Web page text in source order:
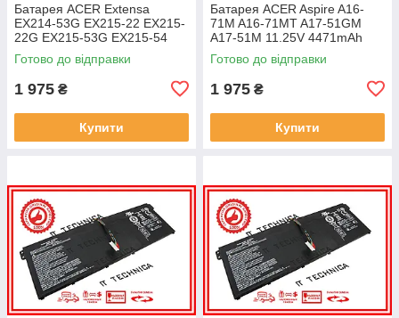
Батарея ACER Extensa
EX214-53G EX215-22 EX215-
22G EX215-53G EX215-54
EX215-54G 11.25V 4471mAh
ОРИГІНАЛ
Готово до відправки
1 975 ₴
Купити
Батарея ACER Aspire A16-
71M A16-71MT A17-51GM
A17-51M 11.25V 4471mAh
ОРИГІНАЛ
Готово до відправки
1 975 ₴
Купити